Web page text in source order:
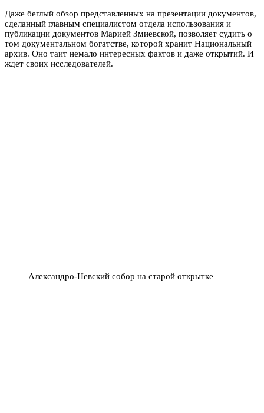
Даже беглый обзор представленных на презентации документов,
сделанный главным специалистом отдела использования и
публикации документов Марией Змиевской, позволяет судить о
том документальном богатстве, которой хранит Национальный
архив. Оно таит немало интересных фактов и даже открытий. И
ждет своих исследователей.
Александро-Невский собор на старой открытке